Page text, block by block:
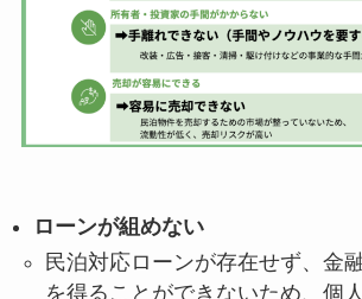
ローンが組めない
民泊対応ローンが存在せず、金
を得ることができないため、個